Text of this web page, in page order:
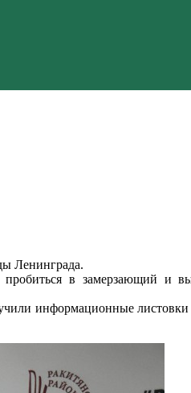
Ленинграда.
пробиться в замерзающий и
информационные листовки